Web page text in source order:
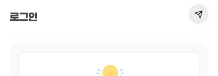
로그인